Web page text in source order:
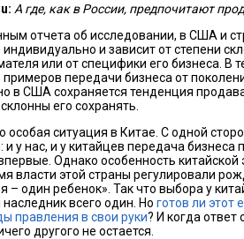
конфликтных ситуаций. Это очень
правил игры. Но в то же
значения, которое
не только от возраста владельцев
еще маленькие, то владельцу
семейным бизнесом, поддержки детей
то, возможно, имеет смысл
направлениями бизнеса. По
семьи в том или ином качестве
«детей» занимает высокие
А где, как в России, предпочитают
отчета об исследовании, в США и
и зависит от степени
или от специфики его бизнеса. В
примеров передачи бизнеса от
в США сохраняется тенденция
его сохранять.
особая ситуация в Китае. С одной
и у нас, и у китайцев передача бизнеса
Однако особенность
власти этой страны регулировали
– один ребенок». Так что выбора у
всего один. Но готов ли этот
правления в свои руки? И когда
другого не остается.